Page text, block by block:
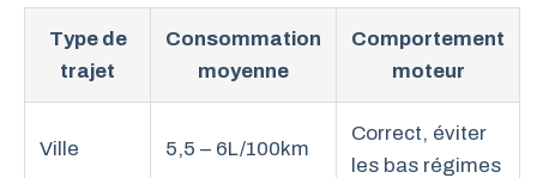
Type de
trajet
Consommation
moyenne
Comportement
moteur
Ville 5,5 – 6L/100km
Correct, éviter
les bas régimes